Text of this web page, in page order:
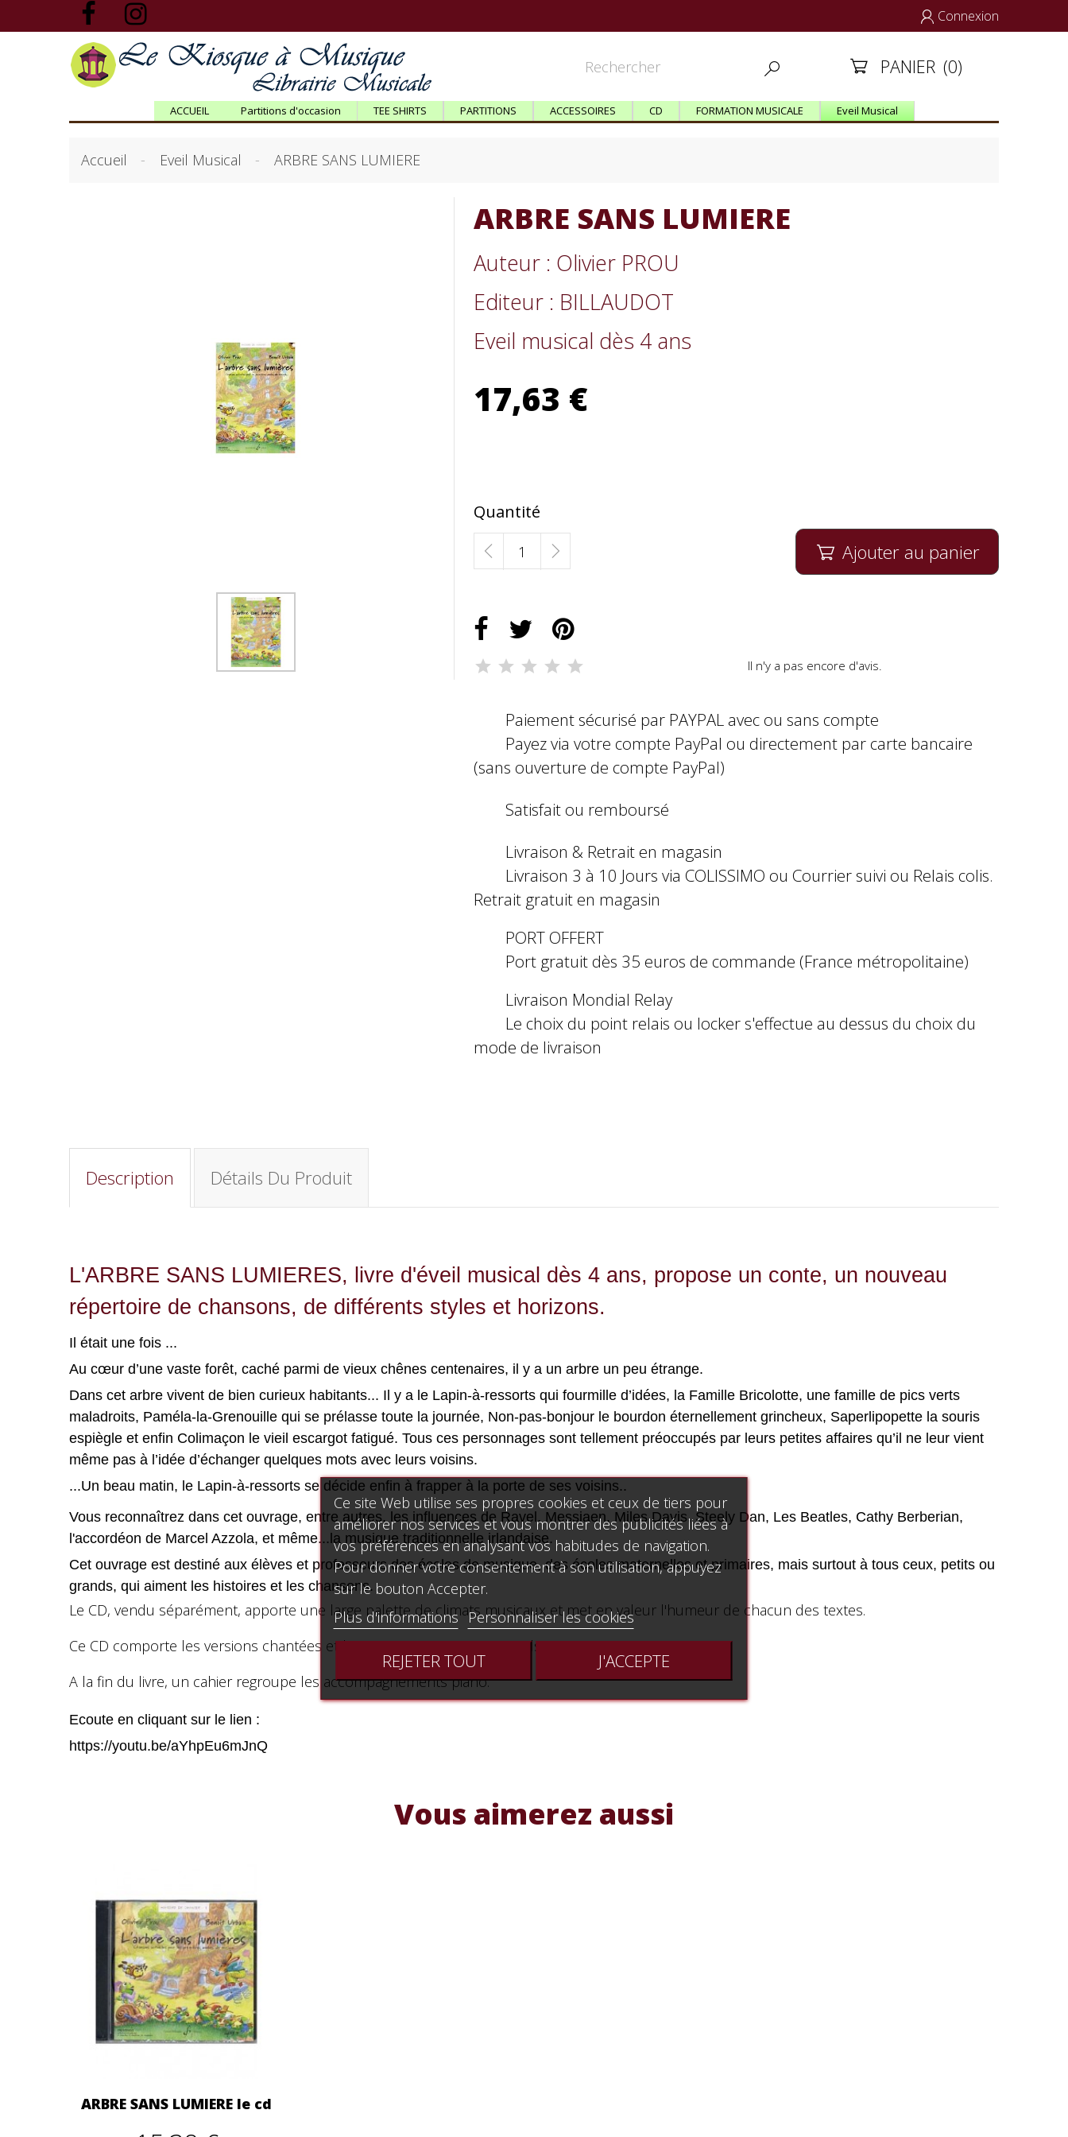
 Connexion
  PANIER (0)
ACCUEIL Partitions d'occasion TEE SHIRTS PARTITIONS ACCESSOIRES CD FORMATION MUSICALE Eveil Musical
Accueil Eveil Musical ARBRE SANS LUMIERE
ARBRE SANS LUMIERE
Auteur : Olivier PROU
Editeur : BILLAUDOT
Eveil musical dès 4 ans
17,63 €
Quantité
 Ajouter au panier
Il n'y a pas encore d'avis.
Paiement sécurisé par PAYPAL avec ou sans compte
Payez via votre compte PayPal ou directement par carte bancaire
(sans ouverture de compte PayPal)
Satisfait ou remboursé
Livraison & Retrait en magasin
Livraison 3 à 10 Jours via COLISSIMO ou Courrier suivi ou Relais colis.
Retrait gratuit en magasin
PORT OFFERT
Port gratuit dès 35 euros de commande (France métropolitaine)
Livraison Mondial Relay
Le choix du point relais ou locker s'effectue au dessus du choix du
mode de livraison
Description Détails Du Produit
L'ARBRE SANS LUMIERES, livre d'éveil musical dès 4 ans, propose un conte, un nouveau
répertoire de chansons, de différents styles et horizons.
Il était une fois ...
Au cœur d’une vaste forêt, caché parmi de vieux chênes centenaires, il y a un arbre un peu étrange.
Dans cet arbre vivent de bien curieux habitants... Il y a le Lapin-à-ressorts qui fourmille d’idées, la Famille Bricolotte, une famille de pics verts
maladroits, Paméla-la-Grenouille qui se prélasse toute la journée, Non-pas-bonjour le bourdon éternellement grincheux, Saperlipopette la souris
espiègle et enfin Colimaçon le vieil escargot fatigué. Tous ces personnages sont tellement préoccupés par leurs petites affaires qu’il ne leur vient
même pas à l’idée d’échanger quelques mots avec leurs voisins.
...Un beau matin, le Lapin-à-ressorts se décide enfin à frapper à la porte de ses voisins..
Vous reconnaîtrez dans cet ouvrage, entre autres, les influences de Ravel, Messiaen, Miles Davis, Steely Dan, Les Beatles, Cathy Berberian,
l'accordéon de Marcel Azzola, et même...la musique traditionnelle irlandaise.
Cet ouvrage est destiné aux élèves et professeurs des écoles de musique, des écoles maternelles et primaires, mais surtout à tous ceux, petits ou
grands, qui aiment les histoires et les chansons.
Le CD, vendu séparément, apporte une large palette de climats musicaux et met en valeur l'humeur de chacun des textes.
Ce CD comporte les versions chantées et les versions instruments seuls.
A la fin du livre, un cahier regroupe les accompagnements piano.
Ecoute en cliquant sur le lien :
https://youtu.be/aYhpEu6mJnQ
Vous aimerez aussi
ARBRE SANS LUMIERE le cd
Ce site Web utilise ses propres cookies et ceux de tiers pour
améliorer nos services et vous montrer des publicités liées à
vos préférences en analysant vos habitudes de navigation.
Pour donner votre consentement à son utilisation, appuyez
sur le bouton Accepter.
Plus d'informations Personnaliser les cookies
REJETER TOUT J'ACCEPTE